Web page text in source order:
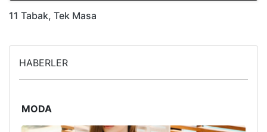
11 Tabak, Tek Masa
HABERLER
MODA